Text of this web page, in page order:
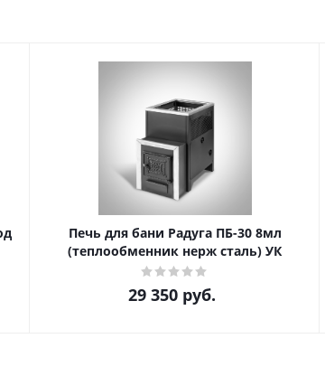
Печь для бани Радуга ПБ-30 8мл
(теплообменник нерж сталь) УК
29 350руб.